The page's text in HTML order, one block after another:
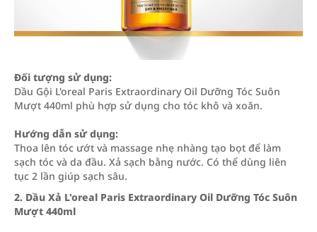
Đối tượng sử dụng:
Dầu Gội L'oreal Paris Extraordinary Oil Dưỡng Tóc Suôn
Mượt 440ml phù hợp sử dụng cho tóc khô và xoăn.
Hướng dẫn sử dụng:
Thoa lên tóc ướt và massage nhẹ nhàng tạo bọt để làm
sạch tóc và da đầu. Xả sạch bằng nước. Có thể dùng liên
tục 2 lần giúp sạch sâu.
2. Dầu Xả L'oreal Paris Extraordinary Oil Dưỡng Tóc Suôn
Mượt 440ml